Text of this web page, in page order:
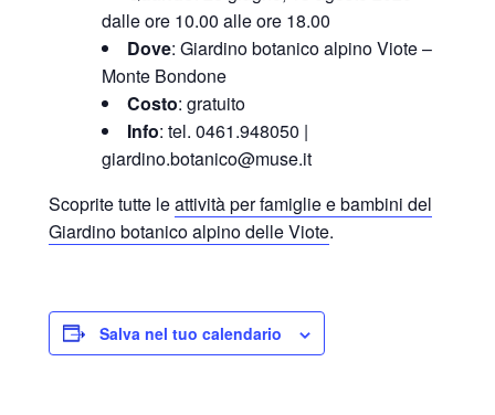
dalle ore 10.00 alle ore 18.00
Dove: Giardino botanico alpino Viote –
Monte Bondone
Costo: gratuito
Info: tel. 0461.948050 |
giardino.botanico@muse.it
Scoprite tutte leattività per famiglie e bambini del
Giardino botanico alpino delle Viote.
Salva nel tuo calendario